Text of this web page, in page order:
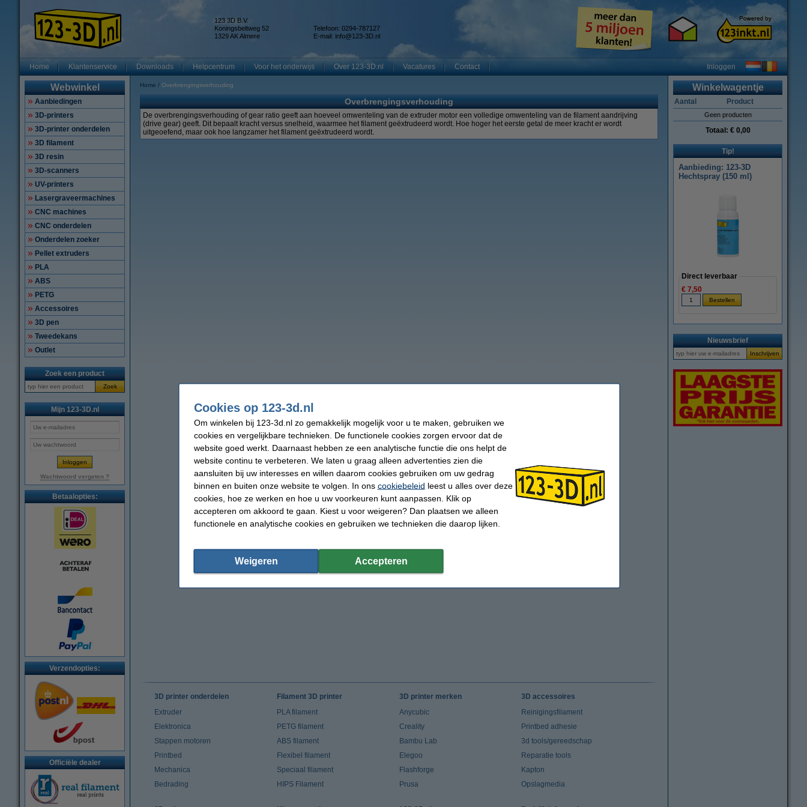
123 3D B.V.
Koningsbeltweg 52
1329 AK Almere
Telefoon: 0294-787127
E-mail: info@123-3D.nl
Home Klantenservice Downloads Helpcentrum Voor het onderwijs Over 123-3D.nl Vacatures Contact Inloggen
Webwinkel
Aanbiedingen
3D-printers
3D-printer onderdelen
3D filament
3D resin
3D-scanners
UV-printers
Lasergraveermachines
CNC machines
CNC onderdelen
Onderdelen zoeker
Pellet extruders
PLA
ABS
PETG
Accessoires
3D pen
Tweedekans
Outlet
Zoek een product
Zoek
Mijn 123-3D.nl
Wachtwoord vergeten ?
Betaalopties:
Verzendopties:
Officiële dealer
Home Overbrengingsverhouding
Overbrengingsverhouding
De overbrengingsverhouding of gear ratio geeft aan hoeveel omwenteling van de extruder motor een volledige omwenteling van de filament aandrijving
(drive gear) geeft. Dit bepaalt kracht versus snelheid, waarmee het filament geëxtrudeerd wordt. Hoe hoger het eerste getal de meer kracht er wordt
uitgeoefend, maar ook hoe langzamer het filament geëxtrudeerd wordt.
Winkelwagentje
Aantal Product
Geen producten
Totaal: € 0,00
Tip!
Aanbieding: 123-3D
Hechtspray (150 ml)
Direct leverbaar
€ 7,50
Nieuwsbrief
3D printer onderdelen
Extruder
Elektronica
Stappen motoren
Printbed
Mechanica
Bedrading
Filament 3D printer
PLA filament
PETG filament
ABS filament
Flexibel filament
Speciaal filament
HIPS Filament
3D printer merken
Anycubic
Creality
Bambu Lab
Elegoo
Flashforge
Prusa
3D accessoires
Reinigingsfilament
Printbed adhesie
3d tools/gereedschap
Reparatie tools
Kapton
Opslagmedia
Cookies op 123-3d.nl
Om winkelen bij 123-3d.nl zo gemakkelijk mogelijk voor u te maken, gebruiken we
cookies en vergelijkbare technieken. De functionele cookies zorgen ervoor dat de
website goed werkt. Daarnaast hebben ze een analytische functie die ons helpt de
website continu te verbeteren. We laten u graag alleen advertenties zien die
aansluiten bij uw interesses en willen daarom cookies gebruiken om uw gedrag
binnen en buiten onze website te volgen. In ons cookiebeleid leest u alles over deze
cookies, hoe ze werken en hoe u uw voorkeuren kunt aanpassen. Klik op
accepteren om akkoord te gaan. Kiest u voor weigeren? Dan plaatsen we alleen
functionele en analytische cookies en gebruiken we technieken die daarop lijken.
Weigeren Accepteren